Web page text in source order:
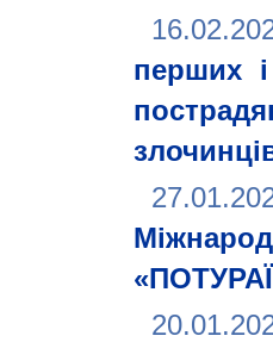
перших